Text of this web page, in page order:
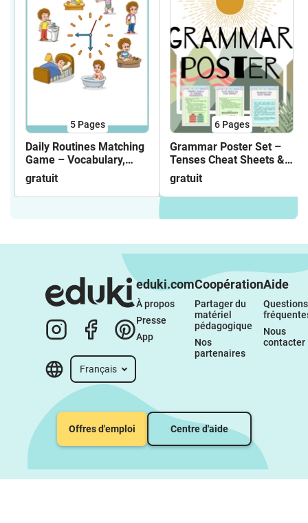
5 Pages
Daily Routines Matching
Game – Vocabulary,
Visual Learning &
Sentence Building
gratuit
6 Pages
Grammar Poster Set –
Tenses Cheat Sheets &
Visual Summaries
gratuit
Français
eduki.com
À propos
Presse
App
Coopération
Partager du
matériel
pédagogique
Nos
partenaires
Aide
Questions
Nous
contacter
Offres d'emploi Centre d'aide